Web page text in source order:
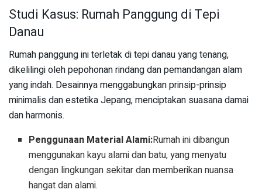
Studi Kasus: Rumah Panggung di Tepi
Danau
Rumah panggung ini terletak di tepi danau yang tenang,
dikelilingi oleh pepohonan rindang dan pemandangan alam
yang indah. Desainnya menggabungkan prinsip-prinsip
minimalis dan estetika Jepang, menciptakan suasana damai
dan harmonis.
Penggunaan Material Alami:Rumah ini dibangun
menggunakan kayu alami dan batu, yang menyatu
dengan lingkungan sekitar dan memberikan nuansa
hangat dan alami.